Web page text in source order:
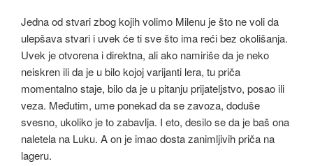
Jedna od stvari zbog kojih volimo Milenu je što ne voli da
ulepšava stvari i uvek će ti sve što ima reći bez okolišanja.
Uvek je otvorena i direktna, ali ako namiriše da je neko
neiskren ili da je u bilo kojoj varijanti lera, tu priča
momentalno staje, bilo da je u pitanju prijateljstvo, posao ili
veza. Međutim, ume ponekad da se zavoza, doduše
svesno, ukoliko je to zabavlja. I eto, desilo se da je baš ona
naletela na Luku. A on je imao dosta zanimljivih priča na
lageru.